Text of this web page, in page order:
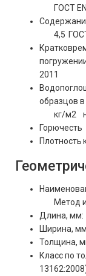
ГОСТ
4,5
2011
образцов
кг/м2
Горючесть
Плотность
Метод
Длина, мм:
Ширина,
Толщина,
Класс по